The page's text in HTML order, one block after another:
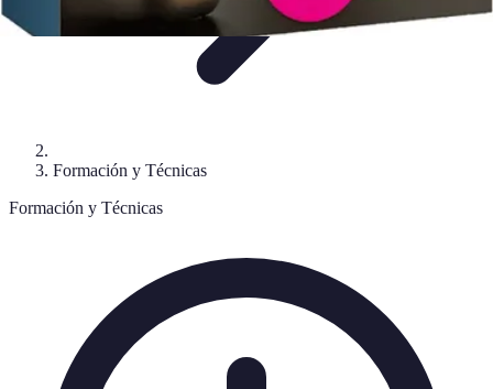
Formación y Técnicas
Formación y Técnicas